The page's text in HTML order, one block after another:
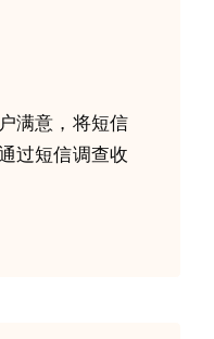
满意，将短信
过短信调查收